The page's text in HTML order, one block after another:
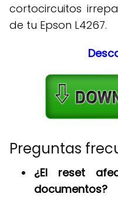
cortocircuitos
de tu Epson L4267.
Preguntas
¿El reset
documentos?